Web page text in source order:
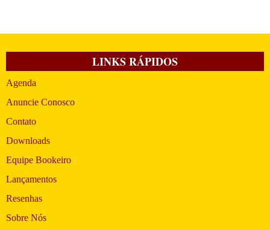
LINKS RÁPIDOS
Agenda
Anuncie Conosco
Contato
Downloads
Equipe Bookeiro
Lançamentos
Resenhas
Sobre Nós